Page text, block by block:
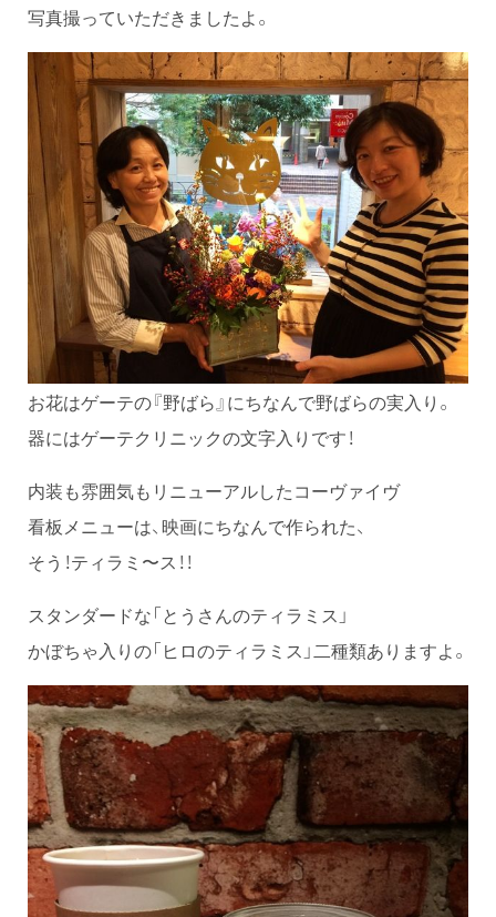
写真撮っていただきましたよ。
お花はゲーテの『野ばら』にちなんで野ばらの実入り。
器にはゲーテクリニックの文字入りです！
内装も雰囲気もリニューアルしたコーヴァイヴ
看板メニューは、映画にちなんで作られた、
そう！ティラミ〜ス！！
スタンダードな「とうさんのティラミス」
かぼちゃ入りの「ヒロのティラミス」二種類ありますよ。